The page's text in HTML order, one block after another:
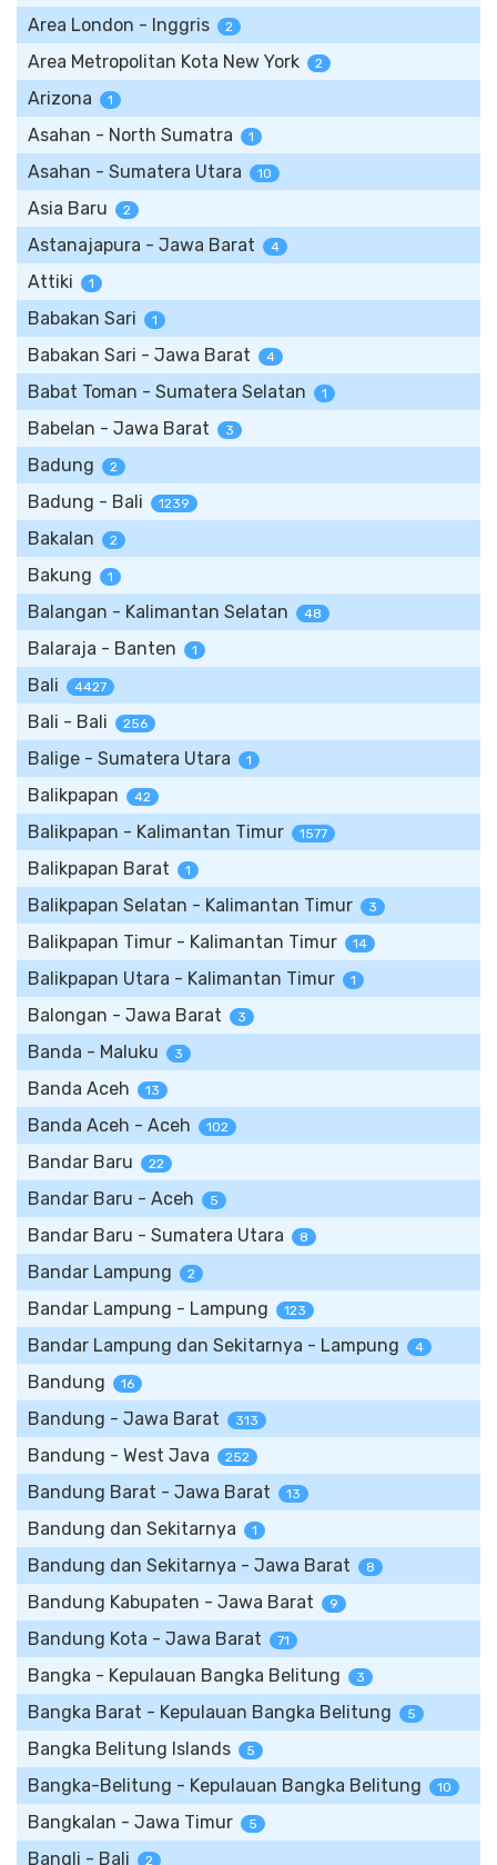
Area London - Inggris 2
Area Metropolitan Kota New York 2
Arizona 1
Asahan - North Sumatra 1
Asahan - Sumatera Utara 10
Asia Baru 2
Astanajapura - Jawa Barat 4
Attiki 1
Babakan Sari 1
Babakan Sari - Jawa Barat 4
Babat Toman - Sumatera Selatan 1
Babelan - Jawa Barat 3
Badung 2
Badung - Bali 1239
Bakalan 2
Bakung 1
Balangan - Kalimantan Selatan 48
Balaraja - Banten 1
Bali 4427
Bali - Bali 256
Balige - Sumatera Utara 1
Balikpapan 42
Balikpapan - Kalimantan Timur 1577
Balikpapan Barat 1
Balikpapan Selatan - Kalimantan Timur 3
Balikpapan Timur - Kalimantan Timur 14
Balikpapan Utara - Kalimantan Timur 1
Balongan - Jawa Barat 3
Banda - Maluku 3
Banda Aceh 13
Banda Aceh - Aceh 102
Bandar Baru 22
Bandar Baru - Aceh 5
Bandar Baru - Sumatera Utara 8
Bandar Lampung 2
Bandar Lampung - Lampung 123
Bandar Lampung dan Sekitarnya - Lampung 4
Bandung 16
Bandung - Jawa Barat 313
Bandung - West Java 252
Bandung Barat - Jawa Barat 13
Bandung dan Sekitarnya 1
Bandung dan Sekitarnya - Jawa Barat 8
Bandung Kabupaten - Jawa Barat 9
Bandung Kota - Jawa Barat 71
Bangka - Kepulauan Bangka Belitung 3
Bangka Barat - Kepulauan Bangka Belitung 5
Bangka Belitung Islands 5
Bangka-Belitung - Kepulauan Bangka Belitung 10
Bangkalan - Jawa Timur 5
Bangli - Bali 2